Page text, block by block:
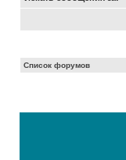
Список форумов